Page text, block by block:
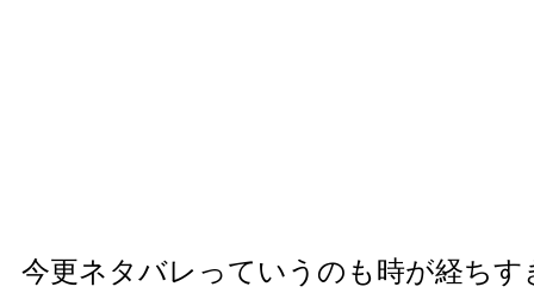
今更ネタバレっていうのも時が経ち